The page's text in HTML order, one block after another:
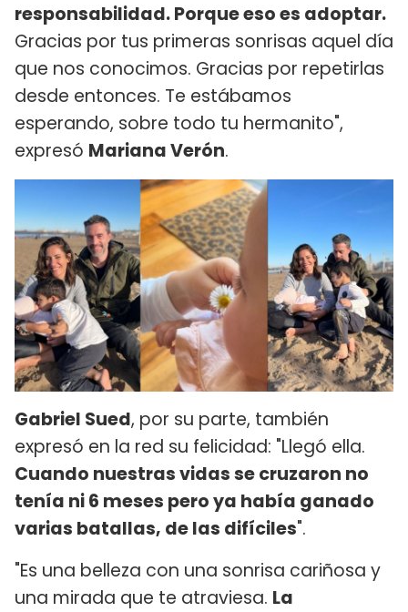
responsabilidad. Porque eso es adoptar.
Gracias por tus primeras sonrisas aquel día
que nos conocimos. Gracias por repetirlas
desde entonces. Te estábamos
esperando, sobre todo tu hermanito",
expresó Mariana Verón.
Gabriel Sued, por su parte, también
expresó en la red su felicidad: "Llegó ella.
Cuando nuestras vidas se cruzaron no
tenía ni 6 meses pero ya había ganado
varias batallas, de las difíciles".
"Es una belleza con una sonrisa cariñosa y
una mirada que te atraviesa. La